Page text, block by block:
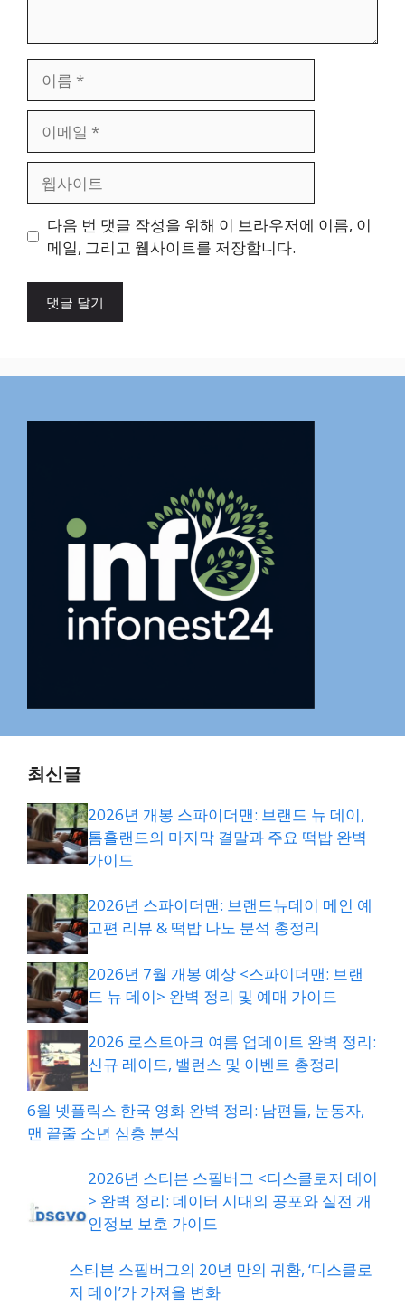
일
트
다음 번 댓글 작성을 위해 이 브라우저에 이름, 이
메일, 그리고 웹사이트를 저장합니다.
최신글
2026년 개봉 스파이더맨: 브랜드 뉴 데이,
톰홀랜드의 마지막 결말과 주요 떡밥 완벽
가이드
2026년 스파이더맨: 브랜드뉴데이 메인 예
고편 리뷰 & 떡밥 나노 분석 총정리
2026년 7월 개봉 예상 <스파이더맨: 브랜
드 뉴 데이> 완벽 정리 및 예매 가이드
2026 로스트아크 여름 업데이트 완벽 정리:
신규 레이드, 밸런스 및 이벤트 총정리
6월 넷플릭스 한국 영화 완벽 정리: 남편들, 눈동자,
맨 끝줄 소년 심층 분석
2026년 스티븐 스필버그 <디스클로저 데이
> 완벽 정리: 데이터 시대의 공포와 실전 개
인정보 보호 가이드
스티븐 스필버그의 20년 만의 귀환, ‘디스클로
저 데이’가 가져올 변화